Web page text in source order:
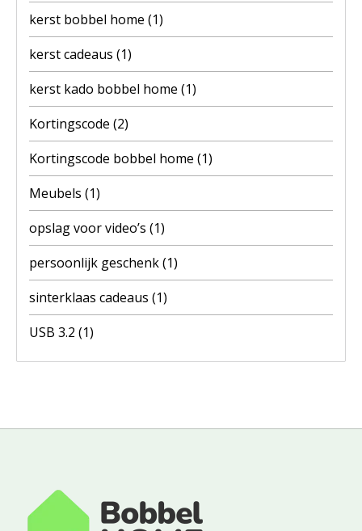
kerst bobbel home (1)
kerst cadeaus (1)
kerst kado bobbel home (1)
Kortingscode (2)
Kortingscode bobbel home (1)
Meubels (1)
opslag voor video’s (1)
persoonlijk geschenk(1)
sinterklaas cadeaus (1)
USB 3.2 (1)